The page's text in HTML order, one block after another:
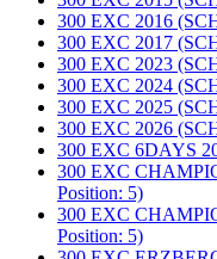
300 EXC 2016
300 EXC 2017
300 EXC 2023
300 EXC 2024
300 EXC 2025
300 EXC 2026
300 EXC 6DAYS
300 EXC
Position: 5)
300 EXC
Position: 5)